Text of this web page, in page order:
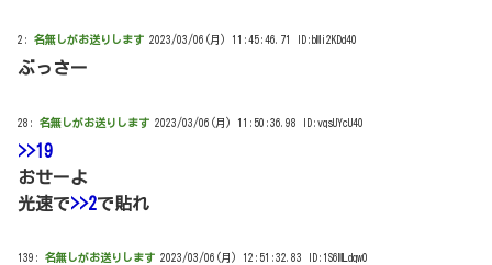
2: 名無しがお送りします 2023/03/06(月) 11:45:46.71 ID:bMi2KDd40
ぶっさー
28: 名無しがお送りします 2023/03/06(月) 11:50:36.98 ID:vqsUYcU40
>>19
おせーよ
光速で>>2で貼れ
139: 名無しがお送りします 2023/03/06(月) 12:51:32.83 ID:1S6MLdqw0